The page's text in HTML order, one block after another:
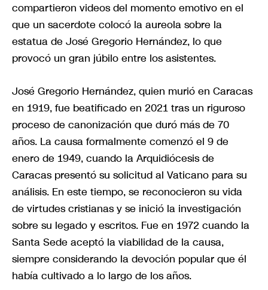
compartieron videos del momento emotivo en el
que un sacerdote colocó la aureola sobre la
estatua de José Gregorio Hernández, lo que
provocó un gran júbilo entre los asistentes.
José Gregorio Hernández, quien murió en Caracas
en 1919, fue beatificado en 2021 tras un riguroso
proceso de canonización que duró más de 70
años. La causa formalmente comenzó el 9 de
enero de 1949, cuando la Arquidiócesis de
Caracas presentó su solicitud al Vaticano para su
análisis. En este tiempo, se reconocieron su vida
de virtudes cristianas y se inició la investigación
sobre su legado y escritos. Fue en 1972 cuando la
Santa Sede aceptó la viabilidad de la causa,
siempre considerando la devoción popular que él
había cultivado a lo largo de los años.